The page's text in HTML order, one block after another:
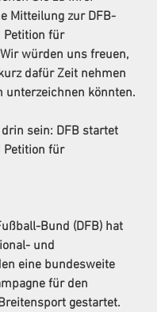
Mitteilung zur DFB-
Petition für
würden uns freuen,
dafür Zeit nehmen
unterzeichnen könnten.
sein: DFB startet
Petition für
Bund (DFB) hat
und
eine bundesweite
für den
gestartet.